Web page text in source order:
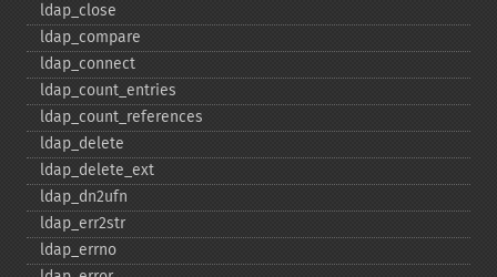
ldap_​close
ldap_​compare
ldap_​connect
ldap_​count_​entries
ldap_​count_​references
ldap_​delete
ldap_​delete_​ext
ldap_​dn2ufn
ldap_​err2str
ldap_​errno